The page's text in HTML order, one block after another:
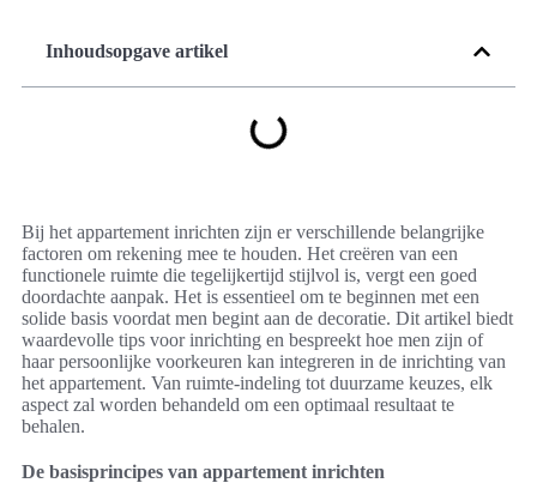
Inhoudsopgave artikel
Bij het appartement inrichten zijn er verschillende belangrijke
factoren om rekening mee te houden. Het creëren van een
functionele ruimte die tegelijkertijd stijlvol is, vergt een goed
doordachte aanpak. Het is essentieel om te beginnen met een
solide basis voordat men begint aan de decoratie. Dit artikel biedt
waardevolle tips voor inrichting en bespreekt hoe men zijn of
haar persoonlijke voorkeuren kan integreren in de inrichting van
het appartement. Van ruimte-indeling tot duurzame keuzes, elk
aspect zal worden behandeld om een optimaal resultaat te
behalen.
De basisprincipes van appartement inrichten